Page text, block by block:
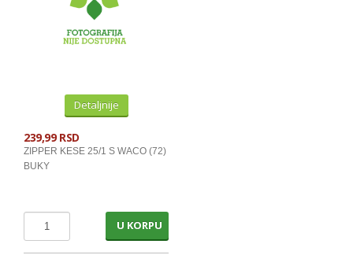
Detaljnije
239,99 RSD
ZIPPER KESE 25/1 S WACO (72)
BUKY
U KORPU